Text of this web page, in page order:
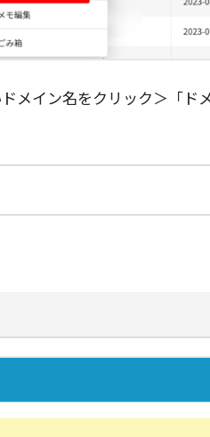
メイン名をクリック＞「ド